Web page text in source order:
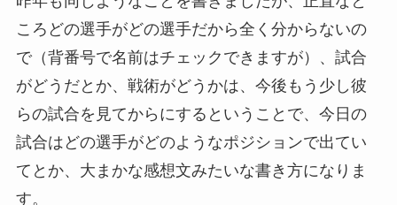
ころどの選手がどの選手だから全く分からないの
で（背番号で名前はチェックできますが）、試合
がどうだとか、戦術がどうかは、今後もう少し彼
らの試合を見てからにするということで、今日の
試合はどの選手がどのようなポジションで出てい
てとか、大まかな感想文みたいな書き方になりま
す。